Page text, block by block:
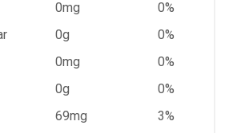
0mg
0%
0g
0%
0mg
0%
0g
0%
69mg
3%